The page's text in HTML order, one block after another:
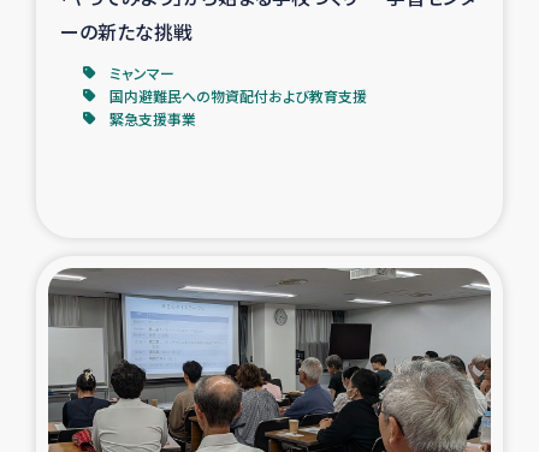
海外ルーツの市民との共生
神原ゼミxパルシック
仮設住宅生活支援・農業復興支援
漁業復興支援
インターン・ボランティア日誌
ーの新たな挑戦
ミャンマー
国内避難民への物資配付および教育支援
緊急支援事業